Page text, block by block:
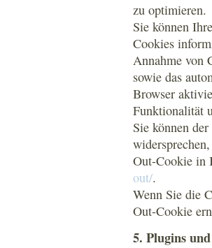
zu optimieren.
Sie können
Cookies
Annahme von
sowie das
Browser
Funktionalität
Sie können
Out-Cookie in
out/.
Wenn Sie die
Out-Cookie
5. Plugins